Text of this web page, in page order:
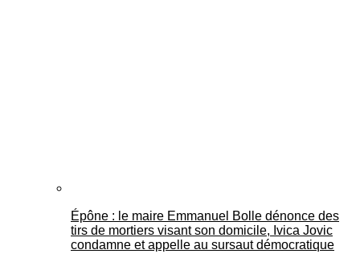
Épône : le maire Emmanuel Bolle dénonce des
tirs de mortiers visant son domicile, Ivica Jovic
condamne et appelle au sursaut démocratique